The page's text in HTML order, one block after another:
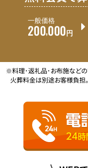
一般価格
200,000 円
※料理･返礼品･お布施などの
火葬料金は別途お客様負担。